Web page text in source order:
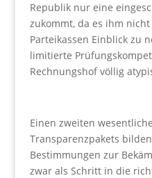
Republik nur eine
zukommt, da es ihm
Parteikassen Einblick zu
limitierte
Rechnungshof völlig
Einen zweiten
Transparenzpakets
Bestimmungen zur
zwar als Schritt in die